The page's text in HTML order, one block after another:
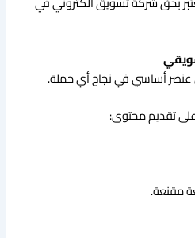
عنصر أساسي في نجاح أي حملة.
مقنعة.